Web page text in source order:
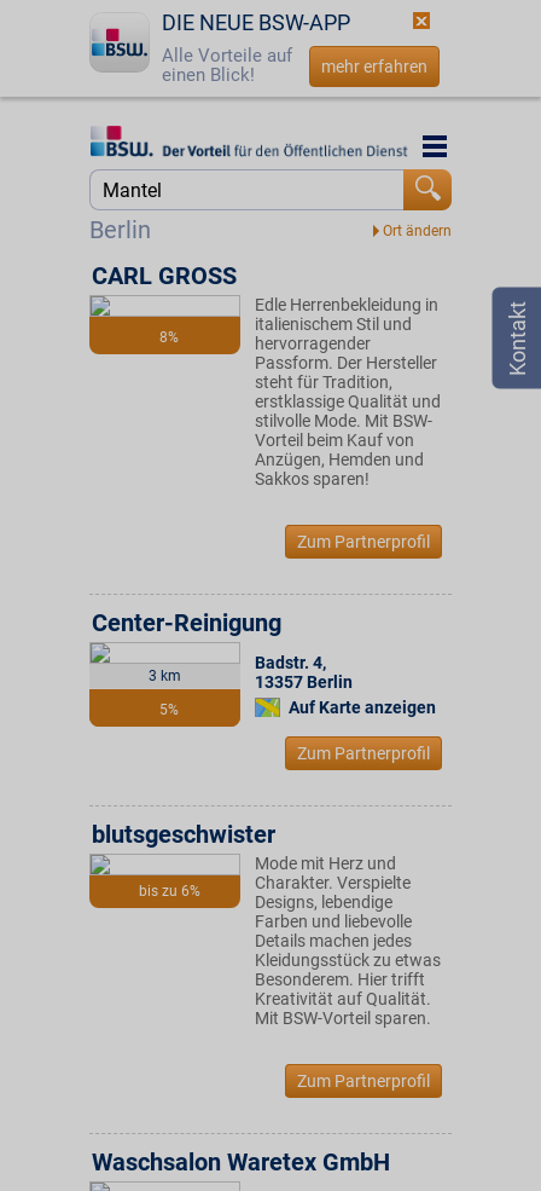
DIE NEUE BSW-APP
Alle Vorteile auf
einen Blick!
mehr erfahren
Startseite
☎ 0800 - 279 25 82
Berlin
Startseite
8%
CARL GROSS
Edle Herrenbekleidung in
italienischem Stil und
hervorragender
Passform. Der Hersteller
steht für Tradition,
erstklassige Qualität und
stilvolle Mode. Mit BSW-
Vorteil beim Kauf von
Anzügen, Hemden und
Sakkos sparen!
Zum Partnerprofil
3 km
5%
Center-Reinigung
Badstr. 4,
13357 Berlin
Auf Karte anzeigen
Zum Partnerprofil
bis zu 6%
blutsgeschwister
Mode mit Herz und
Charakter. Verspielte
Designs, lebendige
Farben und liebevolle
Details machen jedes
Kleidungsstück zu etwas
Besonderem. Hier trifft
Kreativität auf Qualität.
Mit BSW-Vorteil sparen.
Zum Partnerprofil
Waschsalon Waretex GmbH